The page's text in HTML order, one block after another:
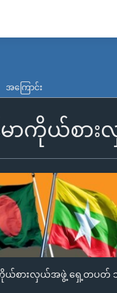
အကြောင်း
န်မာကိုယ်စာ
ကိုယ်စားလှယ်အဖွဲ့ ရှေ့တပတ်